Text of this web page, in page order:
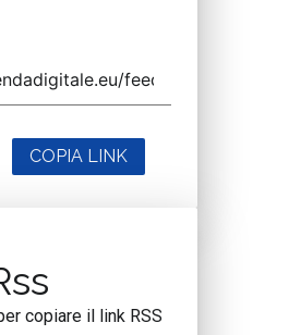
COPIA LINK
copiare il link RSS